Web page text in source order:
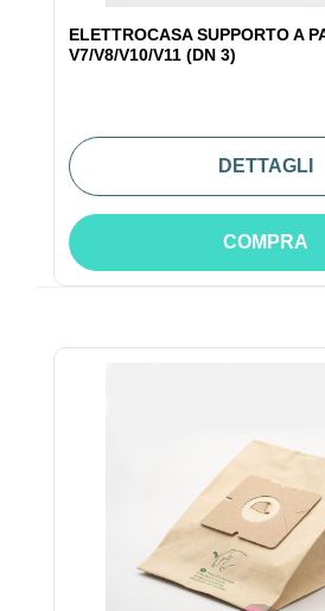
ELETTROCASA SUPPORTO A
V7/V8/V10/V11 (DN 3)
DETTAGLI
COMPRA